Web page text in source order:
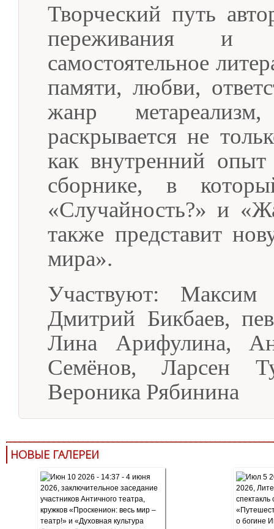
Творческий путь
переживания и
самостоятельное
памяти, любви,
жанр
раскрывается не
как внутренний
сборнике, в
«Случайность?» и
также представит
мира».
Участвуют: Максим
Дмитрий Бикбаев,
Лина Арифулина,
Семёнов, Ларсен
Вероника Рябинина
НОВЫЕ ГАЛЕРЕИ